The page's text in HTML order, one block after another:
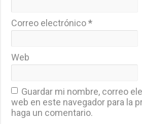
Correo electrónico*
Web
Guardar mi nombre, correo
web en este navegador para la
haga un comentario.